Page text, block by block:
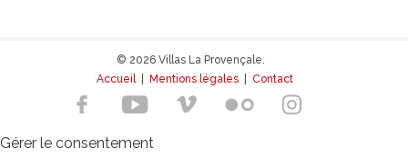
© 2026 Villas La Provençale.
Accueil| Mentions légales Contact
Gérer le consentement